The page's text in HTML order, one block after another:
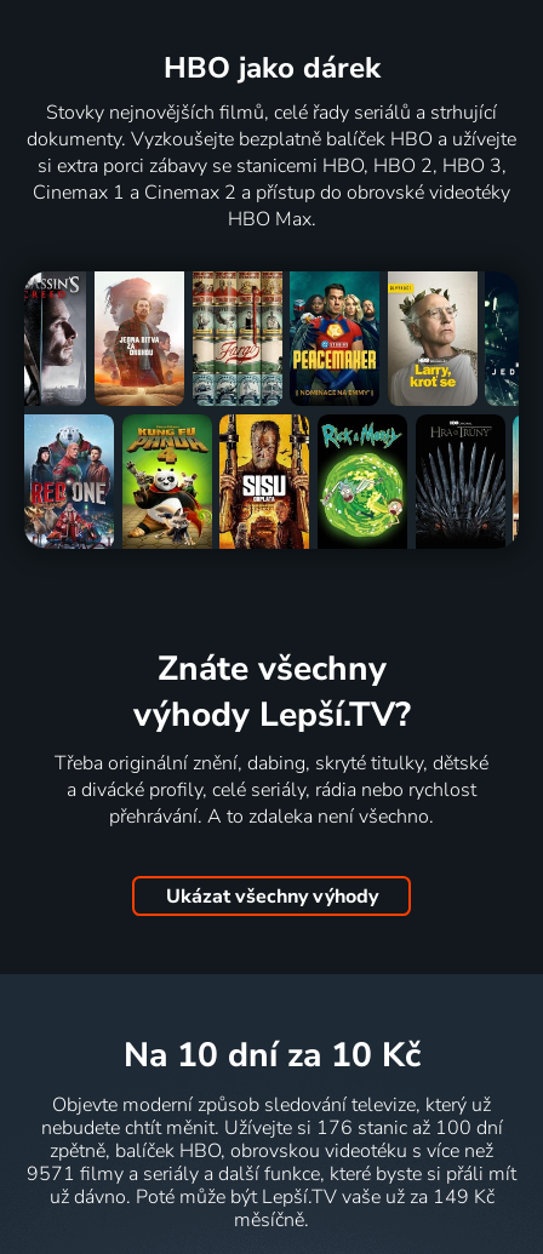
HBO jako dárek
Stovky nejnovějších filmů, celé řady seriálů a strhující
dokumenty. Vyzkoušejte bezplatně balíček HBO a užívejte
si extra porci zábavy se stanicemi HBO, HBO 2, HBO 3,
Cinemax 1 a Cinemax 2 a přístup do obrovské videotéky
HBO Max.
Znáte všechny
výhody Lepší.TV?
Třeba originální znění, dabing, skryté titulky, dětské
a divácké profily, celé seriály, rádia nebo rychlost
přehrávání. A to zdaleka není všechno.
Ukázat všechny výhody
na 10 dní za 10 Kč
Objevte moderní způsob sledování televize, který už
nebudete chtít měnit. Užívejte si 176 stanic až 100 dní
zpětně, balíček HBO, obrovskou videotéku s více než
9571 filmy a seriály a další funkce, které byste si přáli mít
už dávno. Poté může být Lepší.TV vaše už za 149 Kč
měsíčně.